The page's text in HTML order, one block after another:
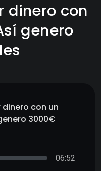
dinero con
genero
con un
3000€
06:52